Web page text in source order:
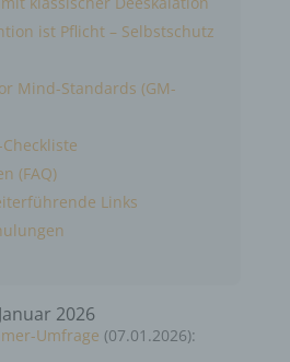
ist Pflicht – Selbstschutz
Mind-Standards (GM-
(FAQ)
Links
2026
Umfrage (07.01.2026):